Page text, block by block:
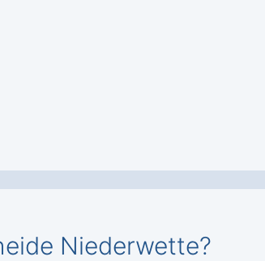
Niederwette?